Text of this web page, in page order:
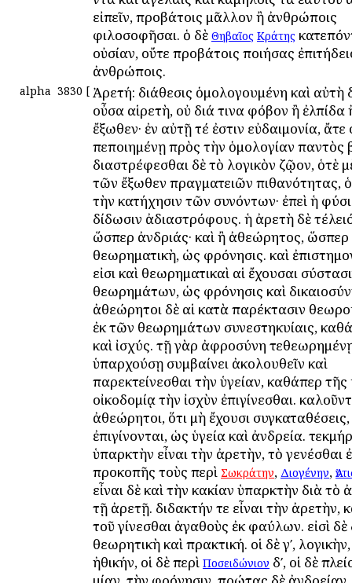
εἰπεῖν, προβάτοις μᾶλλον ἢ ἀνθρώποις
φιλοσοφῆσαι. ὁ δὲ Θηβαῖος Κράτης
οὐσίαν, οὔτε προβάτοις ποιήσας
ἀνθρώποις.
alpha 3830 [ Ἀρετή: διάθεσις ὁμολογουμένη καὶ αὐτὴ
οὖσα αἱρετὴ, οὐ διά τινα φόβον ἢ ἐλπίδα
ἔξωθεν· ἐν αὐτῇ τέ ἐστιν εὐδαιμονία,
πεποιημένῃ πρὸς τὴν ὁμολογίαν παντὸς
διαστρέφεσθαι δὲ τὸ λογικὸν ζῷον, ὁτὲ
τῶν ἔξωθεν πραγματειῶν πιθανότητας,
τὴν κατήχησιν τῶν συνόντων· ἐπεὶ ἡ
δίδωσιν ἀδιαστρόφους. ἡ ἀρετὴ δὲ
ὥσπερ ἀνδριάς· καὶ ἢ ἀθεώρητος, ὥσπερ
θεωρηματικὴ, ὡς φρόνησις. καὶ
εἰσι καὶ θεωρηματικαὶ αἱ ἔχουσαι
θεωρημάτων, ὡς φρόνησις καὶ
ἀθεώρητοι δὲ αἱ κατὰ παρέκτασιν
ἐκ τῶν θεωρημάτων συνεστηκυίαις,
καὶ ἰσχύς. τῇ γὰρ ἀφροσύνη
ὑπαρχούσῃ συμβαίνει ἀκολουθεῖν καὶ
παρεκτείνεσθαι τὴν ὑγείαν, καθάπερ
οἰκοδομίᾳ τὴν ἰσχὺν ἐπιγίνεσθαι.
ἀθεώρητοι, ὅτι μὴ ἔχουσι
ἐπιγίνονται, ὡς ὑγεία καὶ ἀνδρεία.
ὑπαρκτὴν εἶναι τὴν ἀρετὴν, τὸ γενέσθαι
προκοπῆς τοὺς περὶ Σωκράτην, Διογένην,
εἶναι δὲ καὶ τὴν κακίαν ὑπαρκτὴν διὰ τὸ
τῇ ἀρετῇ. διδακτήν τε εἶναι τὴν ἀρετὴν,
τοῦ γίνεσθαι ἀγαθοὺς ἐκ φαύλων. εἰσὶ
θεωρητικὴ καὶ πρακτική. οἱ δὲ γʹ,
ἠθικήν, οἱ δὲ περὶ Ποσειδώνιον δʹ, οἱ δὲ